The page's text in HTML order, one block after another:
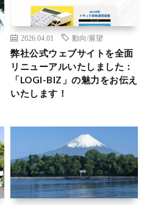
2026.04.01 動向/展望
弊社公式ウェブサイトを全面
リニューアルいたしました：
「LOGI-BIZ」の魅力をお伝え
いたします！